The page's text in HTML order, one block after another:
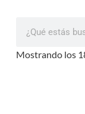
Mostrando los